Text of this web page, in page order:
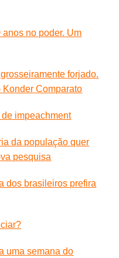
no poder. Um
forjado.
Comparato
impeachment
da população quer
pesquisa
dos brasileiros prefira
uma semana do